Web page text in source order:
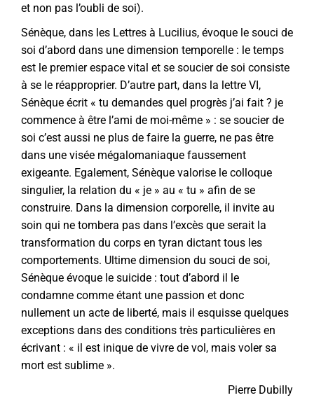
et non pas l’oubli de soi).
Sénèque, dans les Lettres à Lucilius, évoque le souci de
soi d’abord dans une dimension temporelle : le temps
est le premier espace vital et se soucier de soi consiste
à se le réapproprier. D’autre part, dans la lettre VI,
Sénèque écrit « tu demandes quel progrès j’ai fait ? je
commence à être l’ami de moi-même » : se soucier de
soi c’est aussi ne plus de faire la guerre, ne pas être
dans une visée mégalomaniaque faussement
exigeante. Egalement, Sénèque valorise le colloque
singulier, la relation du « je » au « tu » afin de se
construire. Dans la dimension corporelle, il invite au
soin qui ne tombera pas dans l’excès que serait la
transformation du corps en tyran dictant tous les
comportements. Ultime dimension du souci de soi,
Sénèque évoque le suicide : tout d’abord il le
condamne comme étant une passion et donc
nullement un acte de liberté, mais il esquisse quelques
exceptions dans des conditions très particulières en
écrivant : « il est inique de vivre de vol, mais voler sa
mort est sublime ».
Pierre Dubilly